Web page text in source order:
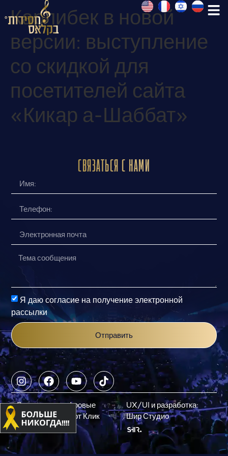
Карлибек в новой
версии: выступление
со скидкой для
посетителей сайта
«Кикар а-Шаббат»
Связаться с нами
Я даю согласие на получение электронной
рассылки
Отправить
Стратегия и цифровые
технологии: Смарт Клик
UX/UI и разработка:
Шир Студио